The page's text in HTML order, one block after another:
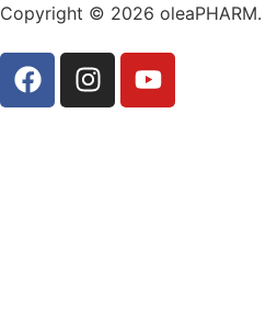
Copyright © 2026